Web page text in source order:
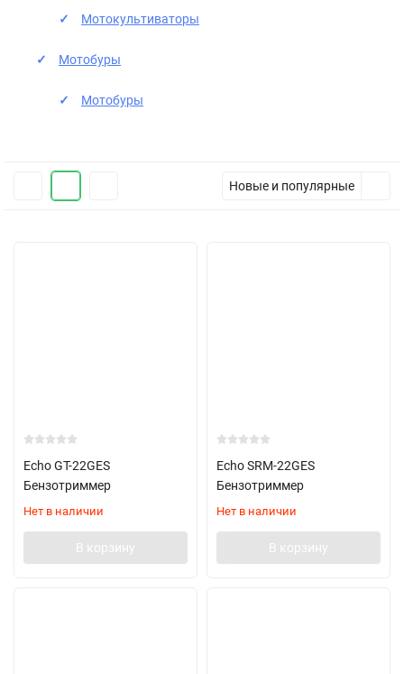
Мотокультиваторы
Мотобуры
Мотобуры
Новые и популярные
Echo GT-22GES
Бензотриммер
Нет в наличии
В корзину
Echo SRM-22GES
Бензотриммер
Нет в наличии
В корзину